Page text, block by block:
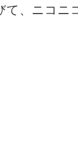
て、ニコニ